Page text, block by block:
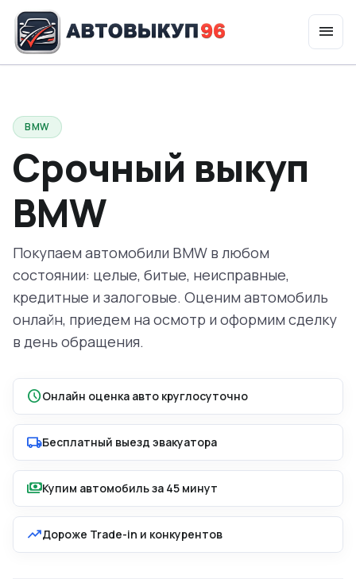
menu
BMW
Срочный выкуп
BMW
Покупаем автомобили BMW в любом
состоянии: целые, битые, неисправные,
кредитные и залоговые. Оценим автомобиль
онлайн, приедем на осмотр и оформим сделку
в день обращения.
scheduleОнлайн оценка авто круглосуточно
local_shippingБесплатный выезд эвакуатора
paymentsКупим автомобиль за 45 минут
trending_upДороже Trade-in и конкурентов